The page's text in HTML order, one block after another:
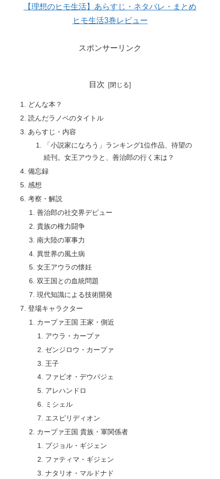
【理想のヒモ生活】あらすじ・ネタバレ・まとめ
ヒモ生活3巻レビュー
スポンサーリンク
目次
どんな本？
読んだラノベのタイトル
あらすじ・内容
「小説家になろう」ランキング1位作品、待望の
続刊。女王アウラと、善治郎の行く末は？
備忘録
感想
考察・解説
善治郎の社交界デビュー
貴族の権力闘争
南大陸の軍事力
異世界の風土病
女王アウラの懐妊
双王国との血統問題
現代知識による技術開発
登場キャラクター
カープァ王国 王家・側近
アウラ・カープァ
ゼンジロウ・カープァ
王子
ファビオ・デウバジェ
アレハンドロ
ミシェル
エスピリディオン
カープァ王国 貴族・軍関係者
プジョル・ギジェン
ファティマ・ギジェン
ナタリオ・マルドナド